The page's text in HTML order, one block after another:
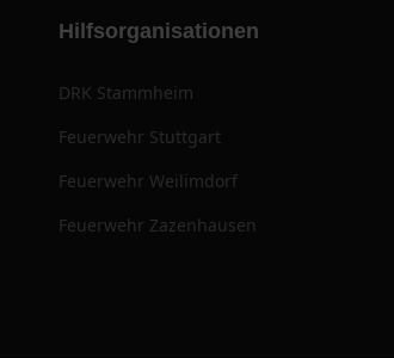
Hilfsorganisationen
DRK Stammheim
Feuerwehr Stuttgart
Feuerwehr Weilimdorf
Feuerwehr Zazenhausen